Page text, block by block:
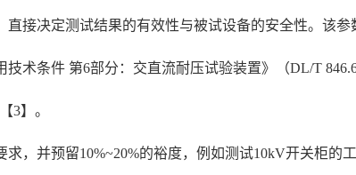
接决定测试结果的有效性与被试设备的安全性。该
术条件 第6部分：交直流耐压试验装置》（DL/T
3】。
，并预留10%~20%的裕度，例如测试10kV开关柜的